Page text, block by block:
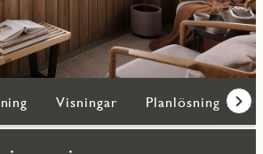
Visningar Planlösning